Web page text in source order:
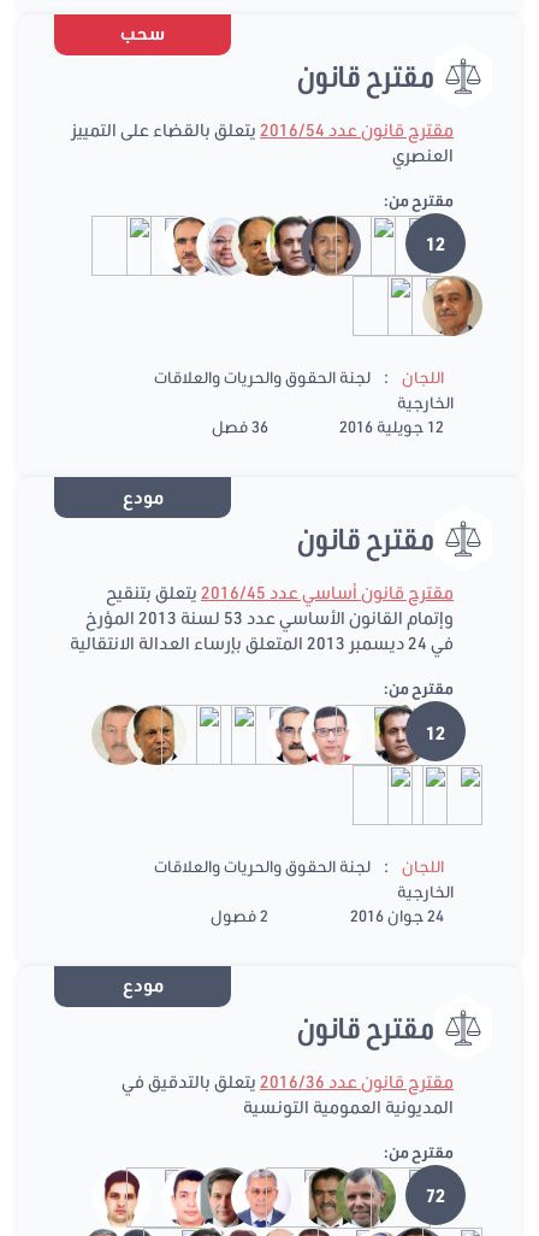
سحب
مقترح قانون
مقترح قانون عدد 2016/54
يتعلق بالقضاء على التمييز
العنصري
مقترح من:
12
اللجان :
لجنة الحقوق والحريات والعلاقات
الخارجية
12 جويلية 2016
36 فصل
مودع
مقترح قانون
مقترح قانون أساسي عدد 2016/45
يتعلق بتنقيح
وإتمام القانون الأساسي عدد 53 لسنة 2013 المؤرخ
في 24 ديسمبر 2013 المتعلق بإرساء العدالة الانتقالية
مقترح من:
12
اللجان :
لجنة الحقوق والحريات والعلاقات
الخارجية
24 جوان 2016
2 فصول
مودع
مقترح قانون
مقترح قانون عدد 2016/36
يتعلق بالتدقيق في
المديونية العمومية التونسية
مقترح من:
72